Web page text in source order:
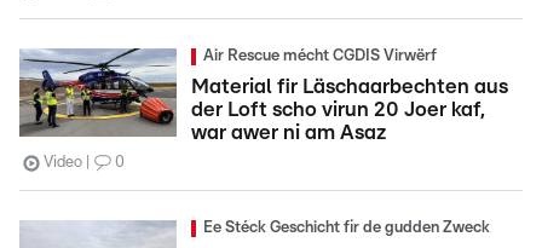
Air Rescue mécht CGDIS Virwërf
Material fir Läschaarbechten aus
der Loft scho virun 20 Joer kaf,
war awer ni am Asaz
Video 0
Ee Stéck Geschicht fir de gudden Zweck